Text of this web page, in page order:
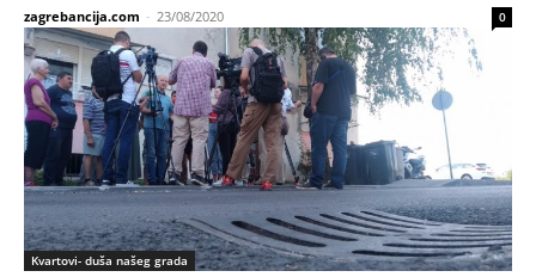
zagrebancija.com - 23/08/2020 0
Kvartovi- duša našeg grada